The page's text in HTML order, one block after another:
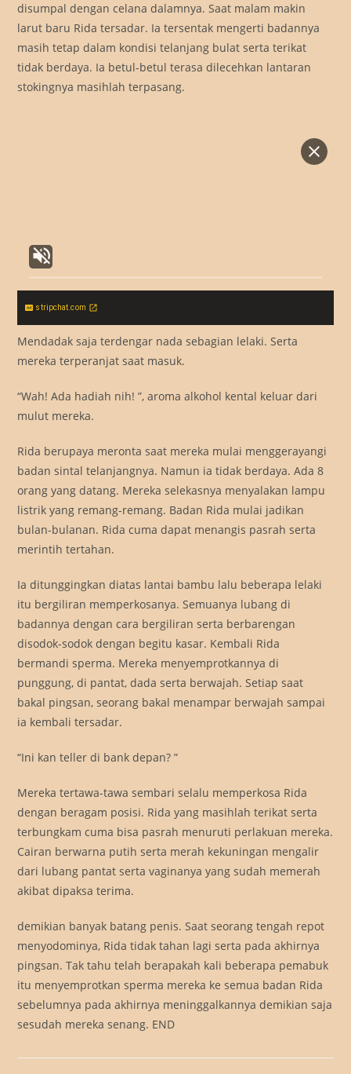
disumpal dengan celana dalamnya. Saat malam makin
larut baru Rida tersadar. Ia tersentak mengerti badannya
masih tetap dalam kondisi telanjang bulat serta terikat
tidak berdaya. Ia betul-betul terasa dilecehkan lantaran
stokingnya masihlah terpasang.
stripchat.com
Mendadak saja terdengar nada sebagian lelaki. Serta
mereka terperanjat saat masuk.
“Wah! Ada hadiah nih! ”, aroma alkohol kental keluar dari
mulut mereka.
Rida berupaya meronta saat mereka mulai menggerayangi
badan sintal telanjangnya. Namun ia tidak berdaya. Ada 8
orang yang datang. Mereka selekasnya menyalakan lampu
listrik yang remang-remang. Badan Rida mulai jadikan
bulan-bulanan. Rida cuma dapat menangis pasrah serta
merintih tertahan.
Ia ditunggingkan diatas lantai bambu lalu beberapa lelaki
itu bergiliran memperkosanya. Semuanya lubang di
badannya dengan cara bergiliran serta berbarengan
disodok-sodok dengan begitu kasar. Kembali Rida
bermandi sperma. Mereka menyemprotkannya di
punggung, di pantat, dada serta berwajah. Setiap saat
bakal pingsan, seorang bakal menampar berwajah sampai
ia kembali tersadar.
“Ini kan teller di bank depan? ”
Mereka tertawa-tawa sembari selalu memperkosa Rida
dengan beragam posisi. Rida yang masihlah terikat serta
terbungkam cuma bisa pasrah menuruti perlakuan mereka.
Cairan berwarna putih serta merah kekuningan mengalir
dari lubang pantat serta vaginanya yang sudah memerah
akibat dipaksa terima.
demikian banyak batang penis. Saat seorang tengah repot
menyodominya, Rida tidak tahan lagi serta pada akhirnya
pingsan. Tak tahu telah berapakah kali beberapa pemabuk
itu menyemprotkan sperma mereka ke semua badan Rida
sebelumnya pada akhirnya meninggalkannya demikian saja
sesudah mereka senang. END